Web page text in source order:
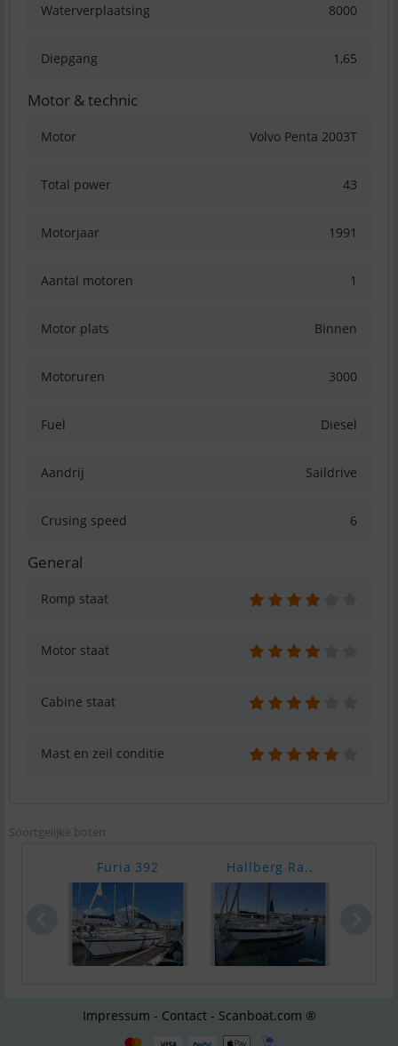
Waterverplaatsing 8000
Diepgang 1,65
Motor & technic
Motor Volvo Penta 2003T
Total power 43
Motorjaar 1991
Aantal motoren 1
Motor plats Binnen
Motoruren 3000
Fuel Diesel
Aandrij Saildrive
Crusing speed 6
General
Romp staat
Motor staat
Cabine staat
Mast en zeil conditie
Soortgelijke boten
Furia 392 Hallberg Ra..
Impressum - Contact - Scanboat.com ®